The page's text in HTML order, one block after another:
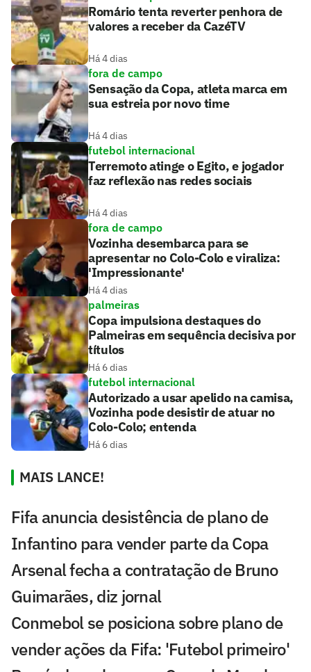
Romário tenta reverter penhora de
valores a receber da CazéTV
Há 4 dias
fora de campo
Sensação da Copa, atleta marca em
sua estreia por novo time
Há 4 dias
futebol internacional
Terremoto atinge o Egito, e jogador
faz reflexão nas redes sociais
Há 4 dias
fora de campo
Vozinha desembarca para se
apresentar no Colo-Colo e viraliza:
'Impressionante'
Há 4 dias
palmeiras
Copa impulsiona destaques do
Palmeiras em sequência decisiva por
títulos
Há 6 dias
futebol internacional
Autorizado a usar apelido na camisa,
Vozinha pode desistir de atuar no
Colo-Colo; entenda
Há 6 dias
MAIS LANCE!
Fifa anuncia desistência de plano de
Infantino para vender parte da Copa
Arsenal fecha a contratação de Bruno
Guimarães, diz jornal
Conmebol se posiciona sobre plano de
vender ações da Fifa: 'Futebol primeiro'